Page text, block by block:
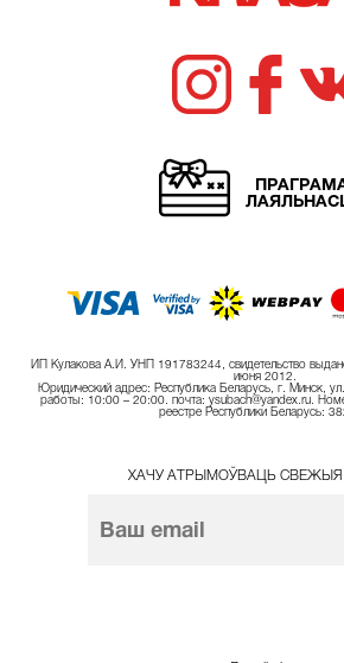
ИП Кулакова А.И. УНП 191783244, свидетельство
июня 2012.
Юридический адрес: Республика Беларусь, г. Минск,
работы: 10:00 – 20:00. почта: ysubach@yandex.ru.
реестре Республики Беларусь:
ХАЧУ АТРЫМОЎВАЦЬ СВЕЖЫЯ